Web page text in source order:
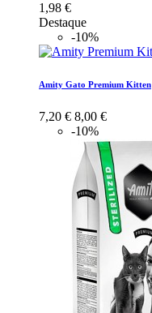
1,98 €
Destaque
-10%
Amity Gato Premium Kitten
7,20 € 8,00 €
-10%